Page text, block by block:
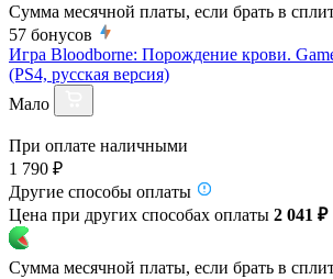
Сумма месячной платы, если брать в
57 бонусов
Игра Bloodborne: Порождение крови.
(PS4, русская версия)
Мало
При оплате наличными
1 790 ₽
Другие способы оплаты
Цена при других способах оплаты 2 041 ₽
Сумма месячной платы, если брать в